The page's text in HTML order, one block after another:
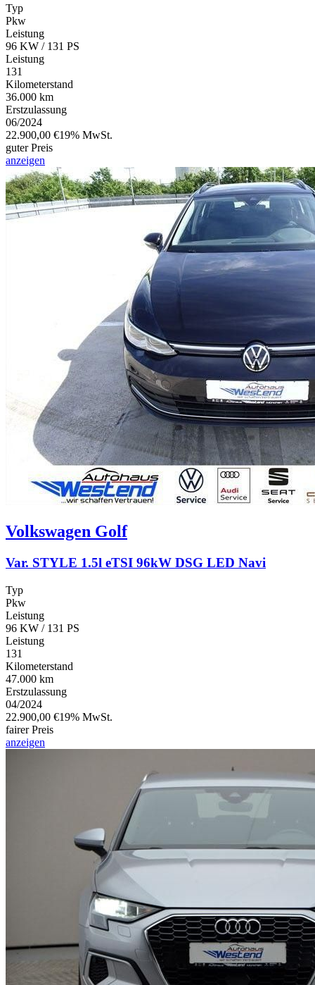
Typ
Pkw
Leistung
96 KW / 131 PS
Leistung
131
Kilometerstand
36.000 km
Erstzulassung
06/2024
22.900,00 €19% MwSt.
guter Preis
anzeigen
Volkswagen Golf
Var. STYLE 1.5l eTSI 96kW DSG LED Navi
Typ
Pkw
Leistung
96 KW / 131 PS
Leistung
131
Kilometerstand
47.000 km
Erstzulassung
04/2024
22.900,00 €19% MwSt.
fairer Preis
anzeigen